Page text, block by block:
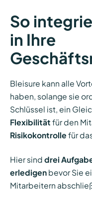
So
in Ihre
Bleisure kann alle
haben, solange sie
Schlüssel ist, ein
Flexibilität für den
Risikokontrolle für
Hier sind drei
erledigenbevor Sie
Mitarbeitern